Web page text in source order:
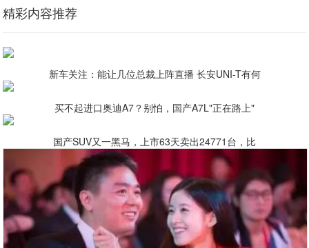
精彩内容推荐
新车关注：能让几位总裁上阵直播 长安UNI-T有何
买不起进口奥迪A7？别怕，国产A7L"正在路上"
国产SUV又一黑马，上市63天卖出24771台，比